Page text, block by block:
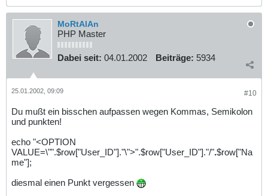
MoRtAlAn
PHP Master
Dabei seit: 04.01.2002 Beiträge: 5934
#10
25.01.2002, 09:09
Du mußt ein bisschen aufpassen wegen Kommas, Semikolon
und punkten!
echo "<OPTION
VALUE=\"".$row["User_ID"]."\">".$row["User_ID"]."/".$row["Na
me"];
diesmal einen Punkt vergessen